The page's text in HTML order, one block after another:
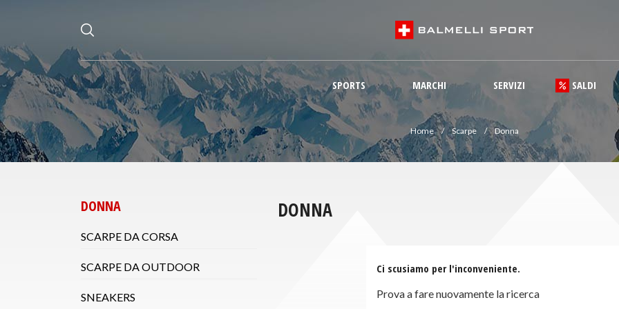
SPORTS MARCHI SERVIZI SALDI
Home Scarpe Donna
DONNA
SCARPE DA CORSA
SCARPE DA OUTDOOR
SNEAKERS
DONNA
Ci scusiamo per l'inconveniente.
Prova a fare nuovamente la ricerca